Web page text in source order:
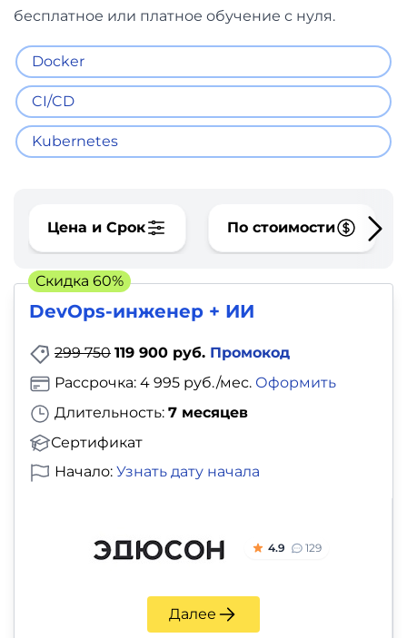
бесплатное или платное обучение с нуля.
Docker
CI/CD
Kubernetes
Цена и Срок По стоимости
DevOps-инженер + ИИ
299 750 119 900 руб. Промокод
Длительность: 7 месяцев
Сертификат
Рассрочка: 4 995 руб./мес. Оформить
Начало: Узнать дату начала
4.9 129
Далее
Скидка 60%
Аналитика
Видео,
фото,
аудио
Маркетинг
Иностранный
язык
Для
детей
Красота,
здоровье,
фитнес
Психология
Репетиторы